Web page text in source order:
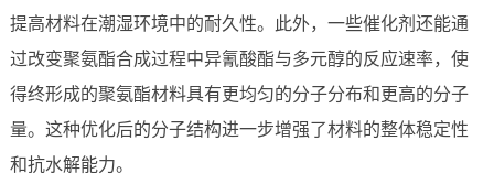
提高材料在潮湿环境中的耐久性。此外，一些催化剂还能通
过改变聚氨酯合成过程中异氰酸酯与多元醇的反应速率，使
得终形成的聚氨酯材料具有更均匀的分子分布和更高的分子
量。这种优化后的分子结构进一步增强了材料的整体稳定性
和抗水解能力。